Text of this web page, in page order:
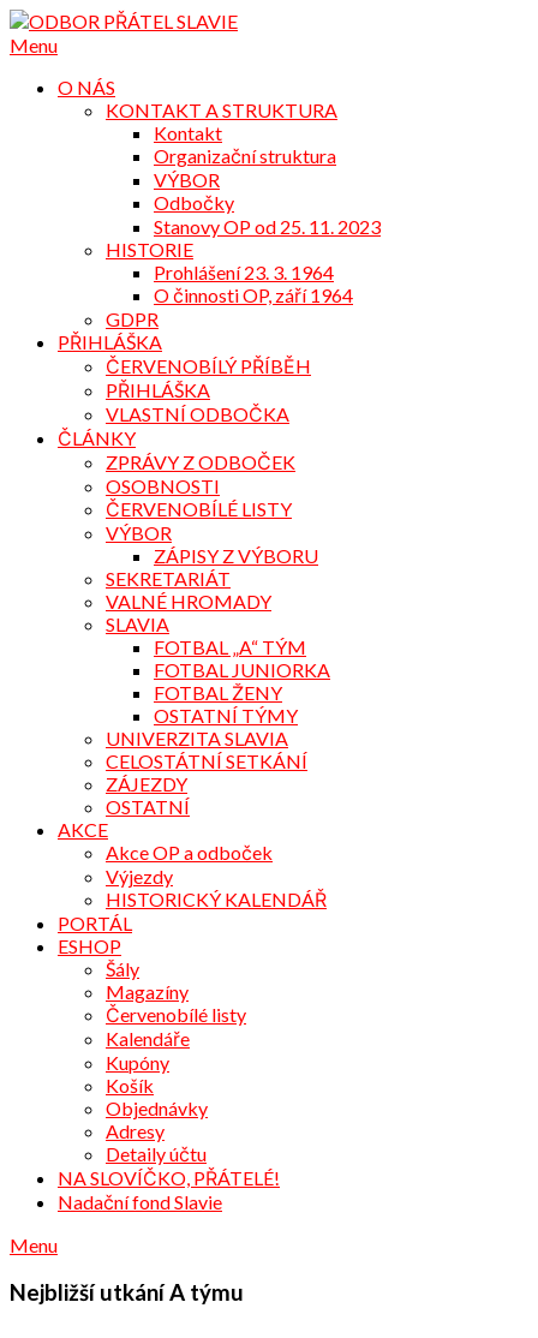
Přejdi
na
Menu
O NÁS
KONTAKT A STRUKTURA
Kontakt
Organizační struktura
VÝBOR
Odbočky
Stanovy OP od 25. 11. 2023
HISTORIE
Prohlášení 23. 3. 1964
O činnosti OP, září 1964
GDPR
PŘIHLÁŠKA
ČERVENOBÍLÝ PŘÍBĚH
PŘIHLÁŠKA
VLASTNÍ ODBOČKA
ČLÁNKY
ZPRÁVY Z ODBOČEK
OSOBNOSTI
ČERVENOBÍLÉ LISTY
VÝBOR
ZÁPISY Z VÝBORU
SEKRETARIÁT
VALNÉ HROMADY
SLAVIA
FOTBAL „A“ TÝM
FOTBAL JUNIORKA
FOTBAL ŽENY
OSTATNÍ TÝMY
UNIVERZITA SLAVIA
CELOSTÁTNÍ SETKÁNÍ
ZÁJEZDY
OSTATNÍ
AKCE
Akce OP a odboček
Výjezdy
HISTORICKÝ KALENDÁŘ
PORTÁL
ESHOP
Šály
Magazíny
Červenobílé listy
Kalendáře
Kupóny
Košík
Objednávky
Adresy
Detaily účtu
NA SLOVÍČKO, PŘÁTELÉ!
Nadační fond Slavie
Menu
Nejbližší utkání A týmu